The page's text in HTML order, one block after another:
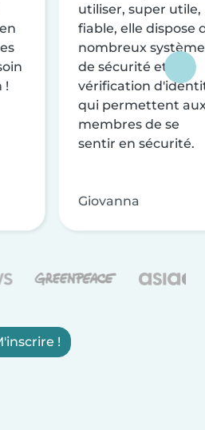
!
utiliser, super utile,
fiable, elle dispose
nombreux
de sécurité et de
vérification
qui permettent
membres de se
sentir en sécurité.
Giovanna
!